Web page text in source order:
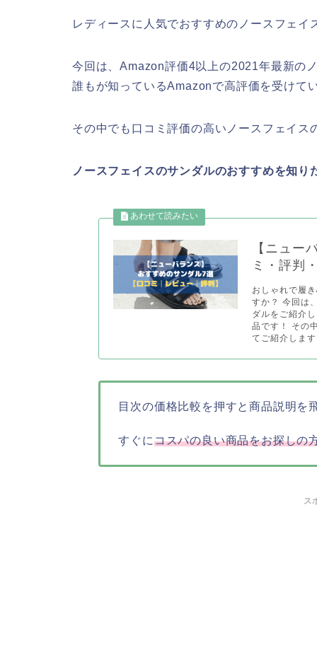
レディースに人気でおすすめのノースフェイ
今回は、Amazon評価4以上の2021年最新の
誰もが知っているAmazonで高評価を受けて
その中でも口コミ評価の高いノースフェイス
ノースフェイスのサンダルのおすすめを知
【ニュー
ミ・評判
おしゃれで履
すか？ 今回は
ダルをご紹介
品です！ その
てご紹介しま
目次の価格比較を押すと商品説明を
すぐにコスパの良い商品をお探しの
ス